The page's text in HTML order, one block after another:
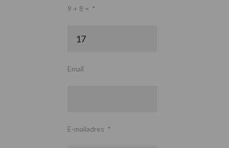
9 + 8 = *
Email
E-mailadres *